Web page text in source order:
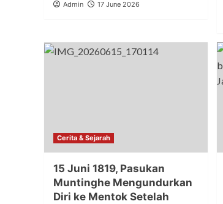
Admin 17 June 2026
Cerita & Sejarah
15 Juni 1819, Pasukan
Muntinghe Mengundurkan
Diri ke Mentok Setelah